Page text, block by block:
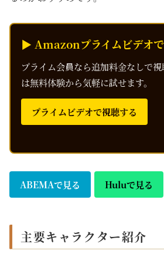
▶ Amazonプライムビデオ
プライム会員なら追加料金なしで
は無料体験から気軽に試せます。
プライムビデオで視聴する
ABEMAで見る Huluで見る
主要キャラクター紹介